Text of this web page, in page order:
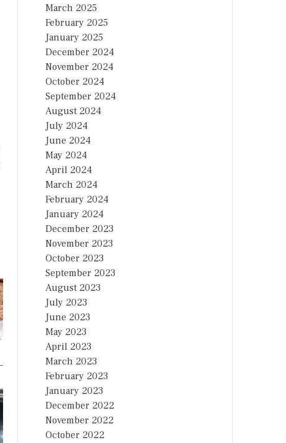
March 2025
February 2025
January 2025
December 2024
November 2024
October 2024
September 2024
August 2024
July 2024
June 2024
May 2024
April 2024
March 2024
February 2024
January 2024
December 2023
November 2023
October 2023
September 2023
August 2023
July 2023
June 2023
May 2023
April 2023
March 2023
February 2023
January 2023
December 2022
November 2022
October 2022